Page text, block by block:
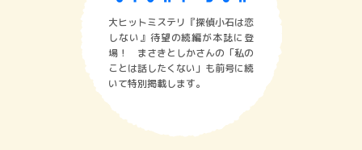
大ヒットミステリ『探偵小石は恋
しない』待望の続編が本誌に登
場！ まさきとしかさんの「私の
ことは話したくない」も前号に続
いて特別掲載します。